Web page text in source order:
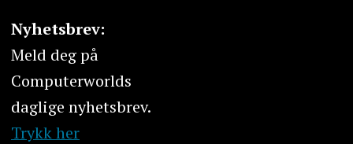
Nyhetsbrev:
Meld deg på
Computerworlds
daglige nyhetsbrev.
Trykk her